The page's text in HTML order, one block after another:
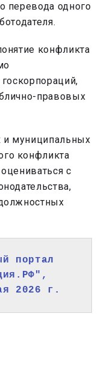
перевода одного
конфликта
правовых
и муниципальных
конфликта
с
портал
2026 г.